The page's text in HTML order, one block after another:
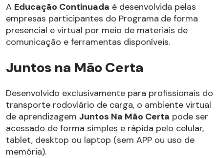
A Educação Continuada é desenvolvida pelas
empresas participantes do Programa de forma
presencial e virtual por meio de materiais de
comunicação e ferramentas disponíveis.
Juntos na Mão Certa
Desenvolvido exclusivamente para profissionais do
transporte rodoviário de carga, o ambiente virtual
de aprendizagem Juntos Na Mão Certa pode ser
acessado de forma simples e rápida pelo celular,
tablet, desktop ou laptop (sem APP ou uso de
memória).